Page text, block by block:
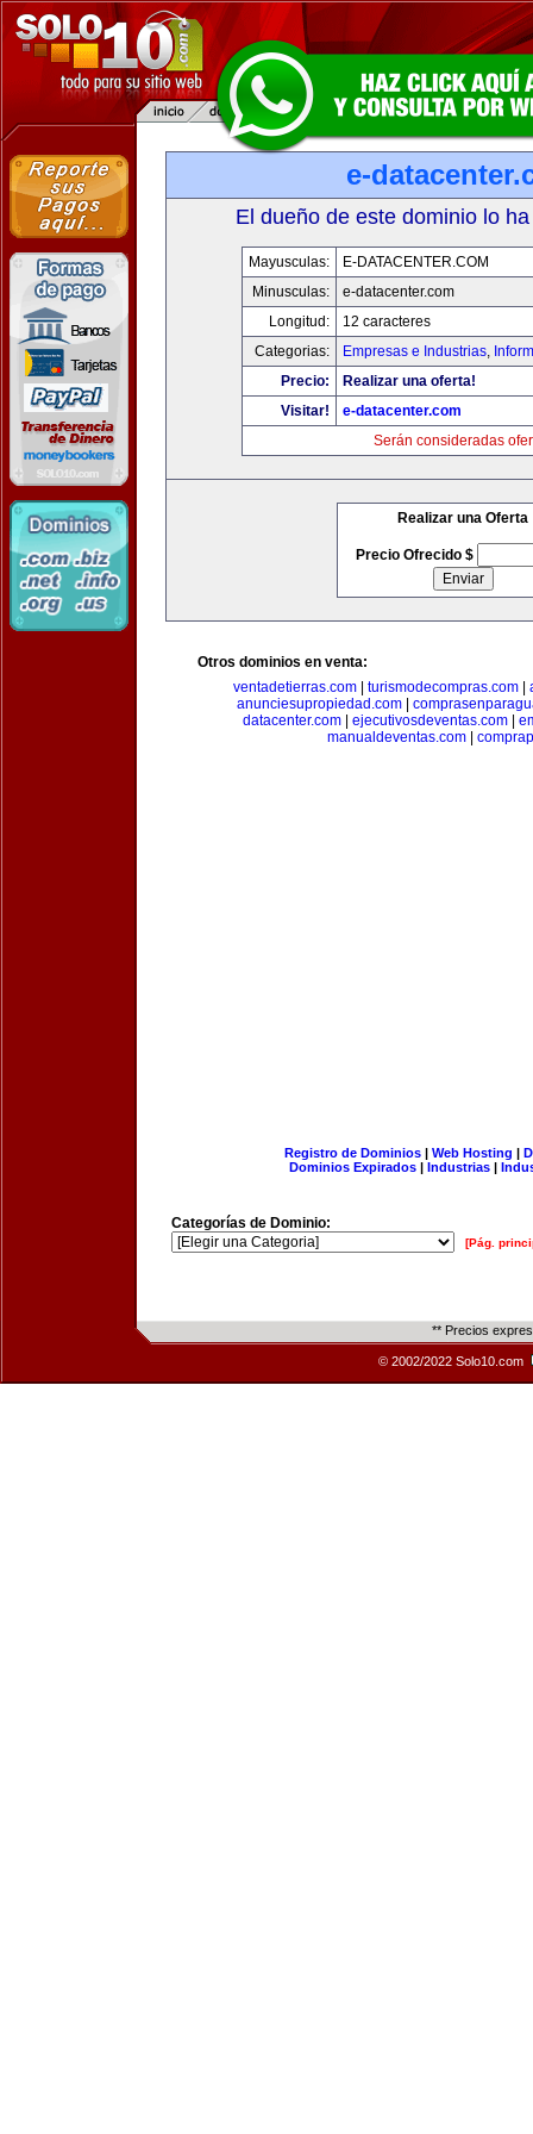
e-
El dueño de este dominio lo
Mayusculas:
E-DATACENTER.COM
Minusculas:
e-datacenter.com
Longitud:
12 caracteres
Categorias:
Empresas e Industrias,
Precio:
Realizar una oferta!
Visitar!
e-datacenter.com
Serán consideradas
Realizar una Oferta
Precio Ofrecido $
Otros dominios en venta:
ventadetierras.com
turismodecompras.com
anunciesupropiedad.com|
datacenter.com
ejecutivosdeventas.com
manualdeventas.com|
Registro de Dominios| Web Hosting |
Dominios Expirados | Industrias |
Categorías de Dominio:
[Pág.
** Precios
© 2002/2022 Solo10.com